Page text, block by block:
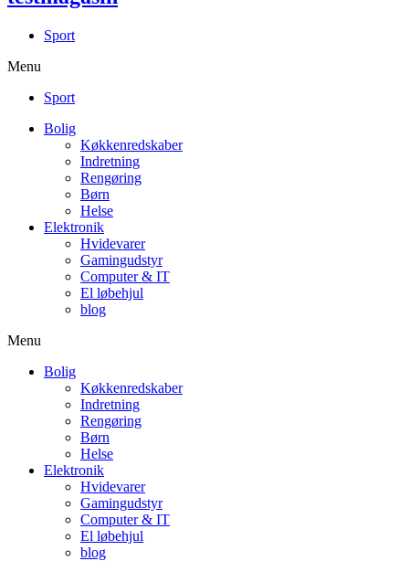
Sport
Menu
Sport
Bolig
Køkkenredskaber
Indretning
Rengøring
Børn
Helse
Elektronik
Hvidevarer
Gamingudstyr
Computer & IT
El løbehjul
blog
Menu
Bolig
Køkkenredskaber
Indretning
Rengøring
Børn
Helse
Elektronik
Hvidevarer
Gamingudstyr
Computer & IT
El løbehjul
blog